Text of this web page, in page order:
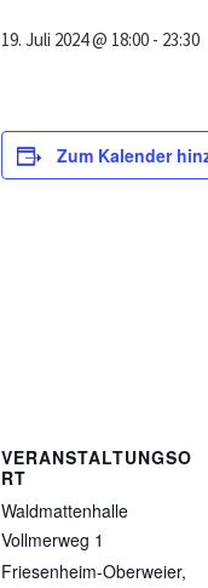
19. Juli 2024 @ 18:00 - 23:30
Zum Kalender
VERANSTALTUNGSO
RT
Waldmattenhalle
Vollmerweg 1
Friesenheim-Oberweier,